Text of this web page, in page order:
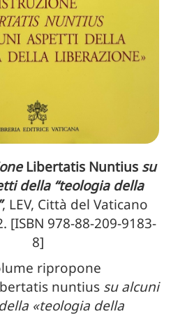
Libertatis Nuntius su
della “teologia della
, LEV, Città del Vaticano
[ISBN 978-88-209-9183-
8]
ripropone
nuntius su alcuni
«teologia della